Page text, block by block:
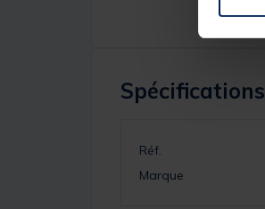
Spécifications
Réf.
Marque